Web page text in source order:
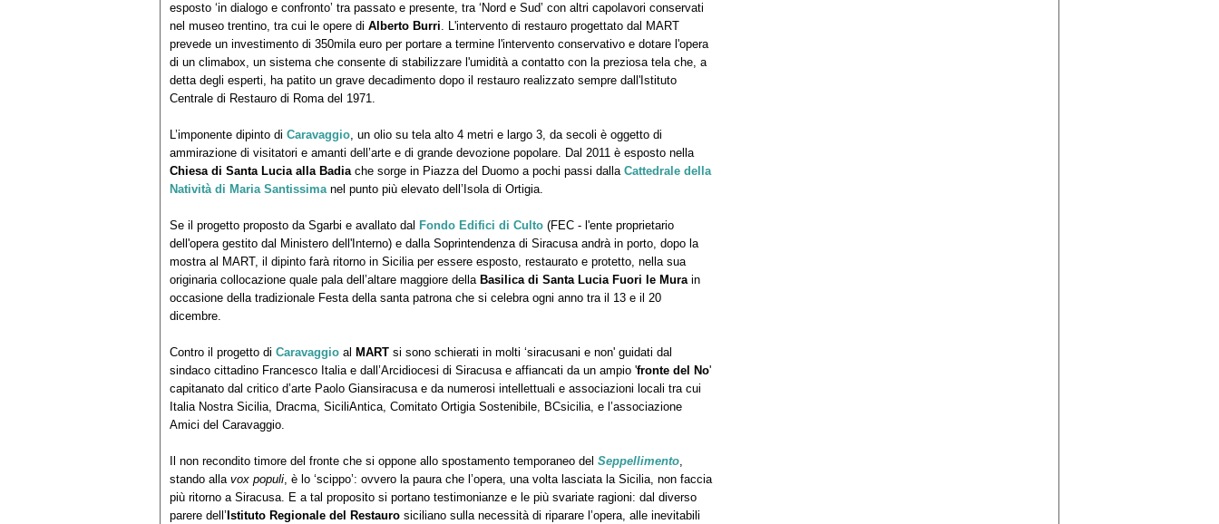
esposto ‘in dialogo e confronto’ tra passato e presente, tra ‘Nord e Sud’ con altri capolavori conservati
nel museo trentino, tra cui le opere di Alberto Burri. L'intervento di restauro progettato dal MART
prevede un investimento di 350mila euro per portare a termine l'intervento conservativo e dotare l'opera
di un climabox, un sistema che consente di stabilizzare l'umidità a contatto con la preziosa tela che, a
detta degli esperti, ha patito un grave decadimento dopo il restauro realizzato sempre dall'Istituto
Centrale di Restauro di Roma del 1971.
L’imponente dipinto di Caravaggio, un olio su tela alto 4 metri e largo 3, da secoli è oggetto di
ammirazione di visitatori e amanti dell’arte e di grande devozione popolare. Dal 2011 è esposto nella
Chiesa di Santa Lucia alla Badiache sorge in Piazza del Duomo a pochi passi dalla Cattedrale della
Natività di Maria Santissimanel punto più elevato dell’Isola di Ortigia.
Se il progetto proposto da Sgarbi e avallato dal Fondo Edifici di Culto (FEC - l'ente proprietario
dell'opera gestito dal Ministero dell'Interno) e dalla Soprintendenza di Siracusa andrà in porto, dopo la
mostra al MART, il dipinto farà ritorno in Sicilia per essere esposto, restaurato e protetto, nella sua
originaria collocazione quale pala dell’altare maggiore della Basilica di Santa Lucia Fuori le Murain
occasione della tradizionale Festa della santa patrona che si celebra ogni anno tra il 13 e il 20
dicembre.
Contro il progetto di Caravaggio al MART si sono schierati in molti ‘siracusani e non' guidati dal
sindaco cittadino Francesco Italia e dall’Arcidiocesi di Siracusa e affiancati da un ampio 'fronte del No'
capitanato dal critico d’arte Paolo Giansiracusa e da numerosi intellettuali e associazioni locali tra cui
Italia Nostra Sicilia, Dracma, SiciliAntica, Comitato Ortigia Sostenibile, BCsicilia, e l’associazione
Amici del Caravaggio.
Il non recondito timore del fronte che si oppone allo spostamento temporaneo del Seppellimento,
stando alla vox populi, è lo ‘scippo’: ovvero la paura che l’opera, una volta lasciata la Sicilia, non faccia
più ritorno a Siracusa. E a tal proposito si portano testimonianze e le più svariate ragioni: dal diverso
parere dell’ Istituto Regionale del Restauro siciliano sulla necessità di riparare l’opera, alle inevitabili